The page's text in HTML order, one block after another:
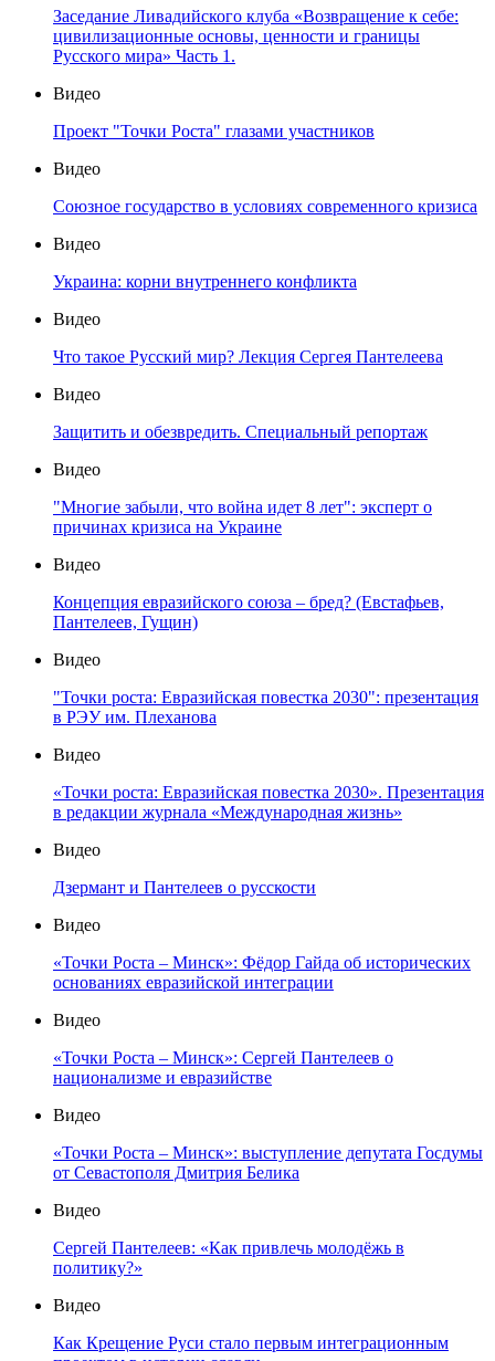
Заседание Ливадийского клуба «Возвращение к себе:
цивилизационные основы, ценности и границы
Русского мира» Часть 1.
Видео
Проект "Точки Роста" глазами участников
Видео
Союзное государство в условиях современного кризиса
Видео
Украина: корни внутреннего конфликта
Видео
Что такое Русский мир? Лекция Сергея Пантелеева
Видео
Защитить и обезвредить. Специальный репортаж
Видео
"Многие забыли, что война идет 8 лет": эксперт о
причинах кризиса на Украине
Видео
Концепция евразийского союза – бред? (Евстафьев,
Пантелеев, Гущин)
Видео
"Точки роста: Евразийская повестка 2030": презентация
в РЭУ им. Плеханова
Видео
«Точки роста: Евразийская повестка 2030». Презентация
в редакции журнала «Международная жизнь»
Видео
Дзермант и Пантелеев о русскости
Видео
«Точки Роста – Минск»: Фёдор Гайда об исторических
основаниях евразийской интеграции
Видео
«Точки Роста – Минск»: Сергей Пантелеев о
национализме и евразийстве
Видео
«Точки Роста – Минск»: выступление депутата Госдумы
от Севастополя Дмитрия Белика
Видео
Сергей Пантелеев: «Как привлечь молодёжь в
политику?»
Видео
Как Крещение Руси стало первым интеграционным